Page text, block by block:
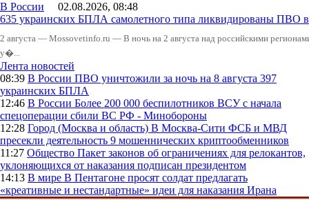
В России 02.08.2026, 08:48
635 украинских БПЛА самолетного типа ликвидированы ПВО
2 августа — Mossovetinfo.ru — В ночь на 2 августа над российскими
у�...
Лента новостей
08:39 В России ПВО уничтожили за ночь на 8 августа 397
украинских БПЛА
12:46 В России Более 200 000 беспилотников ВСУ с начала
спецоперации сбили ВС РФ - Минобороны
12:28 Город (Москва и область) В Москва-Сити ФСБ и МВД
пресекли деятельность 9 мошеннических криптообменников
11:27 Общество Пакет законов об ограничениях для релокантов,
уклоняющихся от наказания подписан президентом
14:13 В мире В Пентагоне просят солдат предлагать
«креативные и нестандартные» идеи для наказания Ирана